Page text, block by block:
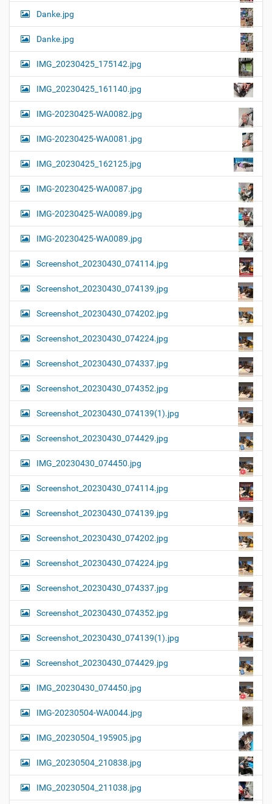
Danke.jpg
Danke.jpg
IMG_20230425_175142.jpg
IMG_20230425_161140.jpg
IMG-20230425-WA0082.jpg
IMG-20230425-WA0081.jpg
IMG_20230425_162125.jpg
IMG-20230425-WA0087.jpg
IMG-20230425-WA0089.jpg
IMG-20230425-WA0089.jpg
Screenshot_20230430_074114.jpg
Screenshot_20230430_074139.jpg
Screenshot_20230430_074202.jpg
Screenshot_20230430_074224.jpg
Screenshot_20230430_074337.jpg
Screenshot_20230430_074352.jpg
Screenshot_20230430_074139(1).jpg
Screenshot_20230430_074429.jpg
IMG_20230430_074450.jpg
Screenshot_20230430_074114.jpg
Screenshot_20230430_074139.jpg
Screenshot_20230430_074202.jpg
Screenshot_20230430_074224.jpg
Screenshot_20230430_074337.jpg
Screenshot_20230430_074352.jpg
Screenshot_20230430_074139(1).jpg
Screenshot_20230430_074429.jpg
IMG_20230430_074450.jpg
IMG-20230504-WA0044.jpg
IMG_20230504_195905.jpg
IMG_20230504_210838.jpg
IMG_20230504_211038.jpg